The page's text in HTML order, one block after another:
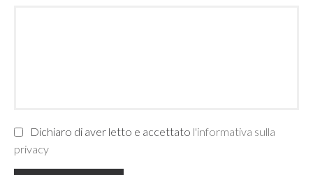
Dichiaro di aver letto e accettato l'informativa sulla
privacy